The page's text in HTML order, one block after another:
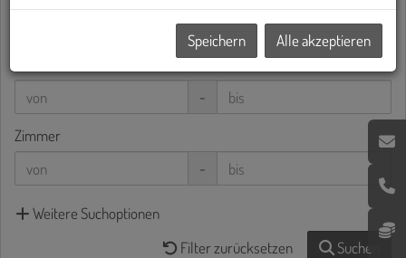
-
-
Zimmer
-
Weitere Suchoptionen
Filter zurücksetzen
Suchen
Speichern Alle akzeptieren